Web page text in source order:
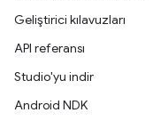
Geliştirici kılavuzları
API referansı
Studio'yu indir
Android NDK